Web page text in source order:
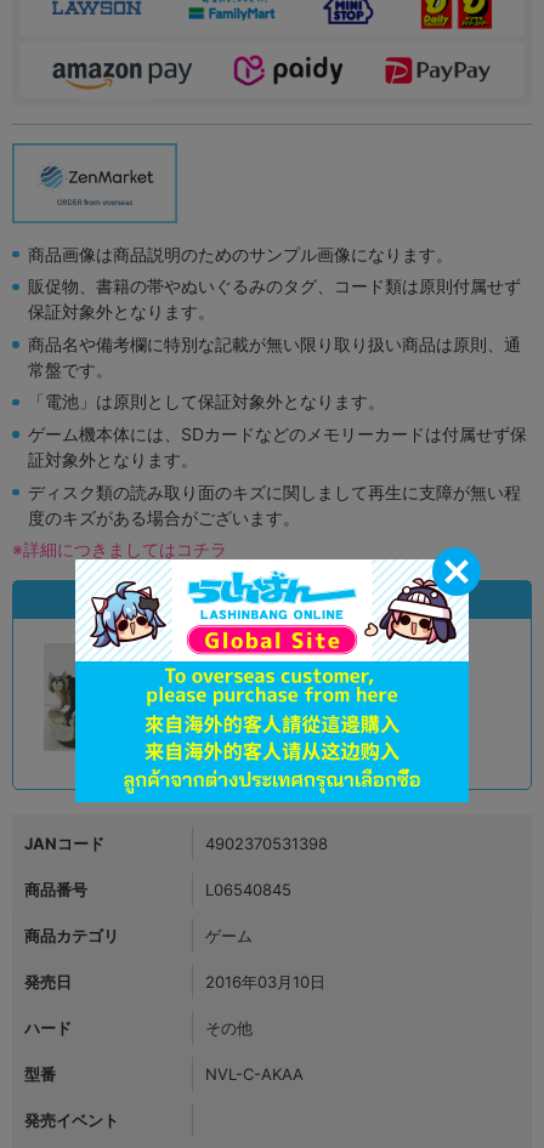
商品画像は商品説明のためのサンプル画像になります。
販促物、書籍の帯やぬいぐるみのタグ、コード類は原則付属せず
保証対象外となります。
商品名や備考欄に特別な記載が無い限り取り扱い商品は原則、通
常盤です。
「電池」は原則として保証対象外となります。
ゲーム機本体には、SDカードなどのメモリーカードは付属せず保
証対象外となります。
ディスク類の読み取り面のキズに関しまして再生に支障が無い程
度のキズがある場合がございます。
※詳細につきましてはコチラ
状態違いの同一商品
状態 : A
オンライン
品切状態 1,491 円 税込
JANコード 4902370531398
商品番号 L06540845
商品カテゴリ ゲーム
発売日 2016年03月10日
ハード その他
型番 NVL-C-AKAA
発売イベント